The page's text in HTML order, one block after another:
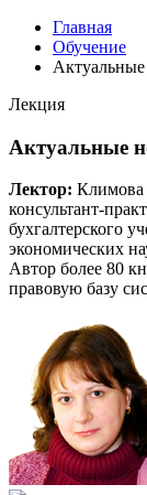
Главная
Обучение
Актуальные
Лекция
Актуальные
Лектор: Климова
консультант-
бухгалтерского
экономических
Автор более 80
правовую базу